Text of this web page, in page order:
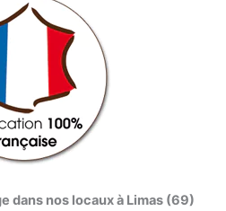
dans nos locaux à Limas (69)